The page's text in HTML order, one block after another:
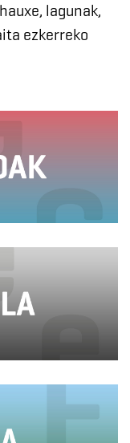
lagunak,
ezkerreko